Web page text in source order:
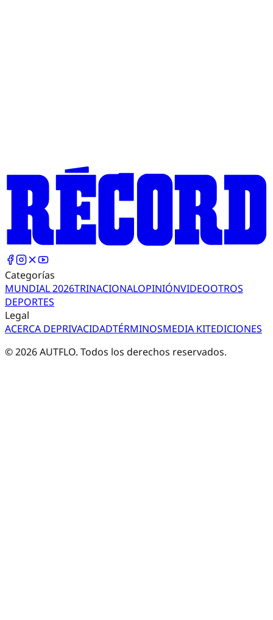
Categorías
MUNDIAL 2026TRINACIONALOPINIÓNVIDEOOTROS
DEPORTES
Legal
ACERCA DEPRIVACIDADTÉRMINOSMEDIA KITEDICIONES
©2026AUTFLO. Todos los derechos reservados.